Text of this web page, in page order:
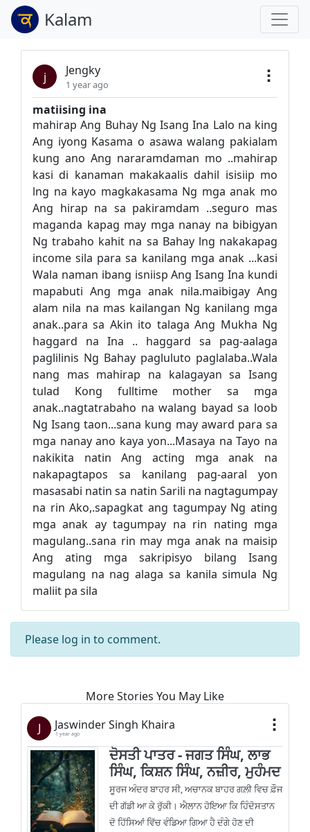
Kalam
j Jengky
1 year ago
matiising ina
mahirap Ang Buhay Ng Isang Ina Lalo na king
Ang iyong Kasama o asawa walang pakialam
kung ano Ang nararamdaman mo ..mahirap
kasi di kanaman makakaalis dahil isisiip mo
lng na kayo magkakasama Ng mga anak mo
Ang hirap na sa pakiramdam ..seguro mas
maganda kapag may mga nanay na bibigyan
Ng trabaho kahit na sa Bahay lng nakakapag
income sila para sa kanilang mga anak ...kasi
Wala naman ibang isniisp Ang Isang Ina kundi
mapabuti Ang mga anak nila.maibigay Ang
alam nila na mas kailangan Ng kanilang mga
anak..para sa Akin ito talaga Ang Mukha Ng
haggard na Ina .. haggard sa pag-aalaga
paglilinis Ng Bahay pagluluto paglalaba..Wala
nang mas mahirap na kalagayan sa Isang
tulad Kong fulltime mother sa mga
anak..nagtatrabaho na walang bayad sa loob
Ng Isang taon...sana kung may award para sa
mga nanay ano kaya yon...Masaya na Tayo na
nakikita natin Ang acting mga anak na
nakapagtapos sa kanilang pag-aaral yon
masasabi natin sa natin Sarili na nagtagumpay
na rin Ako,.sapagkat ang tagumpay Ng ating
mga anak ay tagumpay na rin nating mga
magulang..sana rin may mga anak na maisip
Ang ating mga sakripisyo bilang Isang
magulang na nag alaga sa kanila simula Ng
maliit pa sila
Please log in to comment.
More Stories You May Like
J Jaswinder Singh Khaira
1 year ago
ਦੋਸਤੀ ਪਾਤਰ - ਜਗਤ ਸਿੰਘ, ਲਾਭ
ਸਿੰਘ, ਕਿਸ਼ਨ ਸਿੰਘ, ਨਜ਼ੀਰ, ਮੁਹੰਮਦ
ਸੂਰਜ ਅੰਦਰ ਬਾਹਰ ਸੀ, ਅਚਾਨਕ ਬਾਹਰ ਗਲ਼ੀ ਵਿਚ ਫ਼ੌਜ
ਦੀ ਗੱਡੀ ਆ ਕੇ ਰੁੱਕੀ। ਐਲਾਨ ਹੋਇਆ ਕਿ ਹਿੰਦੋਸਤਾਨ
ਦੋ ਹਿੱਸਿਆਂ ਵਿੱਚ ਵੰਡਿਆ ਗਿਆ ਹੈ ਦੰਗੇ ਹੋਣ ਦੀ